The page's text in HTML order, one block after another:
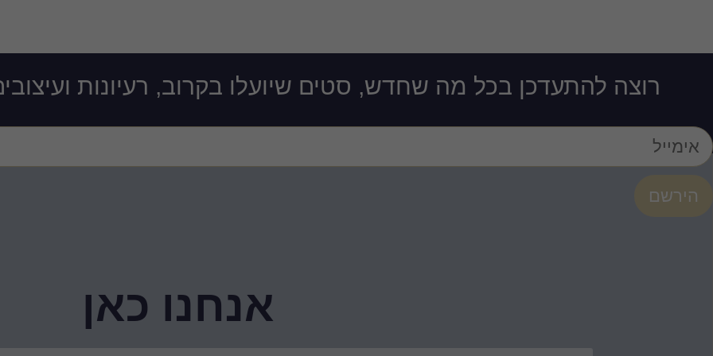
רוצה להתעדכן בכל מה שחדש, סטים שיועלו בקרוב, רעיונות
הירשם
אנחנו כאן